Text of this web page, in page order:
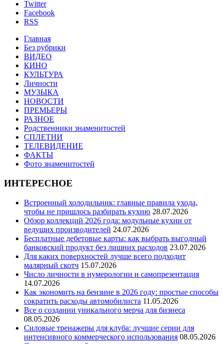
Twitter
Facebook
RSS
Главная
Без рубрики
ВИДЕО
КИНО
КУЛЬТУРА
Личности
МУЗЫКА
НОВОСТИ
ПРЕМЬЕРЫ
РАЗНОЕ
Родственники знаменитостей
СПЛЕТНИ
ТЕЛЕВИДЕНИЕ
ФАКТЫ
Фото знаменитостей
ИНТЕРЕСНОЕ
Встроенный холодильник: главные правила ухода,
чтобы не пришлось разбирать кухню 28.07.2026
Обзор коллекций 2026 года: модульные кухни от
ведущих производителей 24.07.2026
Бесплатные дебетовые карты: как выбрать выгодный
банковский продукт без лишних расходов 23.07.2026
Для каких поверхностей лучше всего подходит
малярный скотч 15.07.2026
Число личности в нумерологии и самопрезентация
14.07.2026
Как экономить на бензине в 2026 году: простые способы
сократить расходы автомобилиста 11.05.2026
Все о создании уникального мерча для бизнеса
08.05.2026
Силовые тренажеры для клуба: лучшие серии для
интенсивного коммерческого использования 08.05.2026